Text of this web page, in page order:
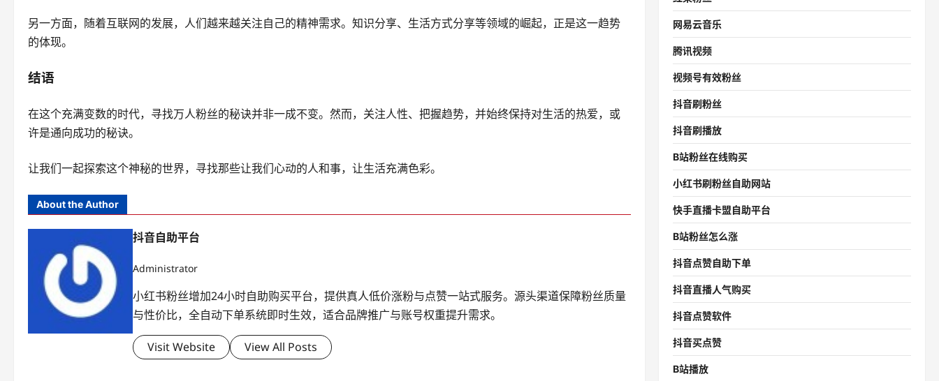
另一方面，随着互联网的发展，人们越来越关注自己的精神需求。知识分享、生活方式分享等领域的崛起，正是这一趋势
的体现。
结语
在这个充满变数的时代，寻找万人粉丝的秘诀并非一成不变。然而，关注人性、把握趋势，并始终保持对生活的热爱，或
许是通向成功的秘诀。
让我们一起探索这个神秘的世界，寻找那些让我们心动的人和事，让生活充满色彩。
About the Author
抖音自助平台
Administrator
小红书粉丝增加24小时自助购买平台，提供真人低价涨粉与点赞一站式服务。源头渠道保障粉丝质量
与性价比，全自动下单系统即时生效，适合品牌推广与账号权重提升需求。
Visit Website View All Posts
网易云音乐
腾讯视频
视频号有效粉丝
抖音刷粉丝
抖音刷播放
B站粉丝在线购买
小红书刷粉丝自助网站
快手直播卡盟自助平台
B站粉丝怎么涨
抖音点赞自助下单
抖音直播人气购买
抖音点赞软件
抖音买点赞
B站播放